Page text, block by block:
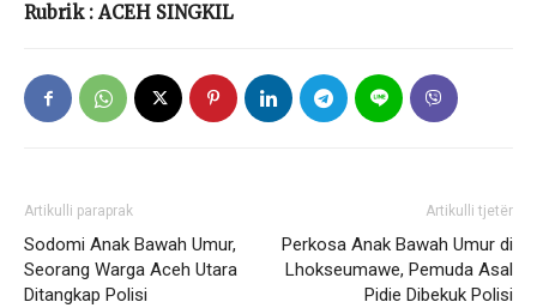
Rubrik : ACEH SINGKIL
Artikulli paraprak
Sodomi Anak Bawah Umur,
Seorang Warga Aceh Utara
Ditangkap Polisi
Artikulli tjetër
Perkosa Anak Bawah Umur di
Lhokseumawe, Pemuda Asal
Pidie Dibekuk Polisi